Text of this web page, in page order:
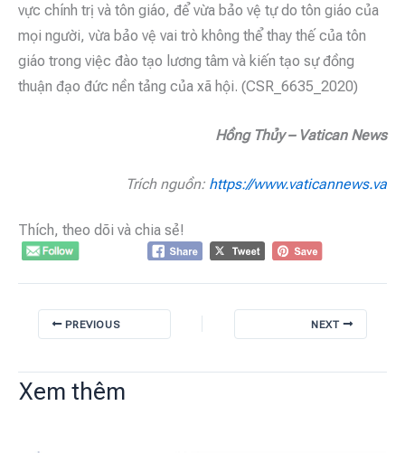
vực chính trị và tôn giáo, để vừa bảo vệ tự do tôn giáo của
mọi người, vừa bảo vệ vai trò không thể thay thế của tôn
giáo trong việc đào tạo lương tâm và kiến tạo sự đồng
thuận đạo đức nền tảng của xã hội. (CSR_6635_2020)
Hồng Thủy – Vatican News
Trích nguồn: https://www.vaticannews.va
Thích, theo dõi và chia sẻ!
PREVIOUS NEXT
Xem thêm